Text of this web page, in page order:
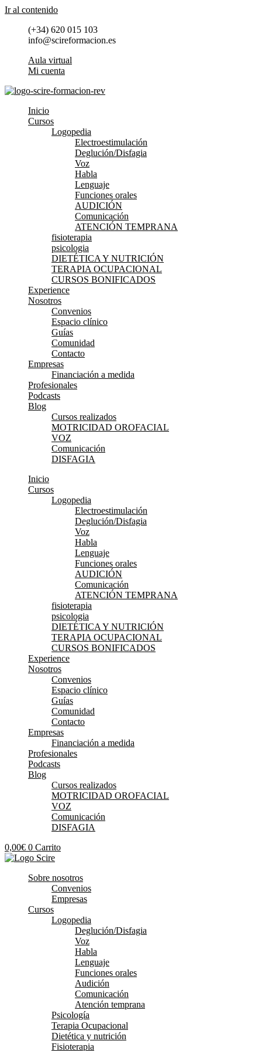
Ir al contenido
(+34) 620 015 103
info@scireformacion.es
Aula virtual
Mi cuenta
Inicio
Cursos
Logopedia
Electroestimulación
Deglución/Disfagia
Voz
Habla
Lenguaje
Funciones orales
AUDICIÓN
Comunicación
ATENCIÓN TEMPRANA
fisioterapia
psicologia
DIETÉTICA Y NUTRICIÓN
TERAPIA OCUPACIONAL
CURSOS BONIFICADOS
Experience
Nosotros
Convenios
Espacio clínico
Guías
Comunidad
Contacto
Empresas
Financiación a medida
Profesionales
Podcasts
Blog
Cursos realizados
MOTRICIDAD OROFACIAL
VOZ
Comunicación
DISFAGIA
Inicio
Cursos
Logopedia
Electroestimulación
Deglución/Disfagia
Voz
Habla
Lenguaje
Funciones orales
AUDICIÓN
Comunicación
ATENCIÓN TEMPRANA
fisioterapia
psicologia
DIETÉTICA Y NUTRICIÓN
TERAPIA OCUPACIONAL
CURSOS BONIFICADOS
Experience
Nosotros
Convenios
Espacio clínico
Guías
Comunidad
Contacto
Empresas
Financiación a medida
Profesionales
Podcasts
Blog
Cursos realizados
MOTRICIDAD OROFACIAL
VOZ
Comunicación
DISFAGIA
0,00€ 0 Carrito
Sobre nosotros
Convenios
Empresas
Cursos
Logopedia
Deglución/Disfagia
Voz
Habla
Lenguaje
Funciones orales
Audición
Comunicación
Atención temprana
Psicología
Terapia Ocupacional
Dietética y nutrición
Fisioterapia